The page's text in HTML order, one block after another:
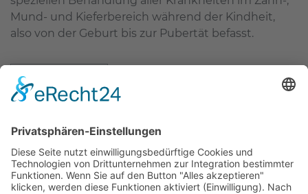
Mund- und Kieferbereich während der Kindheit,
also von der Geburt bis zur Pubertät befasst.
mehr erfahren